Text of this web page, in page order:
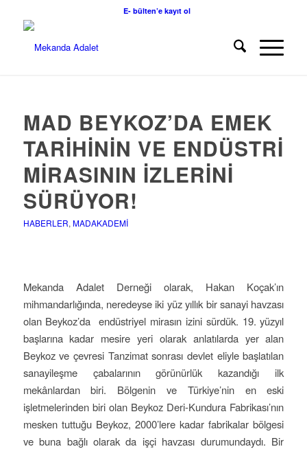
E- bülten’e kayıt ol
MAD BEYKOZ’DA EMEK
TARIHININ VE ENDÜSTRI
MIRASININ İZLERINI
SÜRÜYOR!
HABERLER, MADAKADEMI
Mekanda Adalet Derneği olarak, Hakan Koçak’ın
mihmandarlığında, neredeyse iki yüz yıllık bir sanayi havzası
olan Beykoz’da endüstriyel mirasın izini sürdük. 19. yüzyıl
başlarına kadar mesire yeri olarak anlatılarda yer alan
Beykoz ve çevresi Tanzimat sonrası devlet eliyle başlatılan
sanayileşme çabalarının görünürlük kazandığı ilk
mekânlardan biri. Bölgenin ve Türkiye’nin en eski
işletmelerinden biri olan Beykoz Deri-Kundura Fabrikası’nın
mesken tuttuğu Beykoz, 2000’lere kadar fabrikalar bölgesi
ve buna bağlı olarak da işçi havzası durumundaydı. Bir